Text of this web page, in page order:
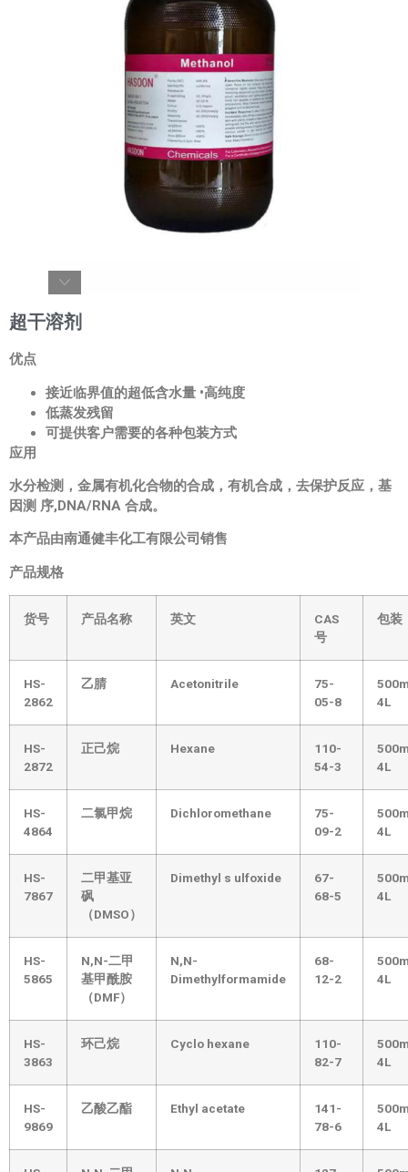
超干溶剂
优点
接近临界值的超低含水量 •高纯度
低蒸发残留
可提供客户需要的各种包装方式
应用
水分检测，金属有机化合物的合成，有机合成，去保护反应，基
因测 序,DNA/RNA 合成。
本产品由南通健丰化工有限公司销售
产品规格
货号 产品名称 英文
CAS
号
包装
HS-
2862
乙腈 Acetonitrile
75-
05-8
4L
HS-
2872
正己烷 Hexane
110-
54-3
4L
HS-
4864
二氯甲烷 Dichloromethane
75-
09-2
4L
HS-
7867
二甲基亚
砜
（DMSO）
Dimethyl s ulfoxide
67-
68-5
4L
HS-
5865
N,N-二甲
基甲酰胺
（DMF）
N,N-
Dimethylformamide
68-
12-2
4L
HS-
3863
环己烷 Cyclo hexane
110-
82-7
4L
HS-
9869
乙酸乙酯 Ethyl acetate
141-
78-6
4L